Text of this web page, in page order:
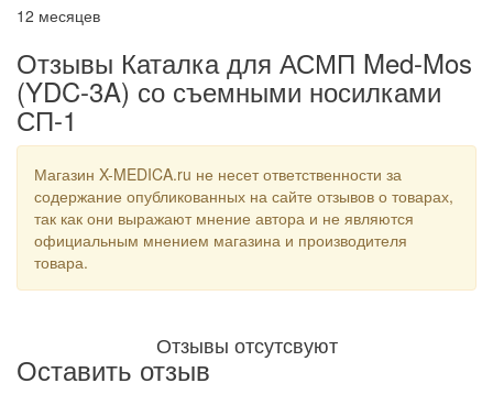
12 месяцев
Отзывы Каталка для АСМП Med-Mos
(YDC-3A) со съемными носилками
СП-1
Магазин X-MEDICA.ru не несет ответственности за
содержание опубликованных на сайте отзывов о товарах,
так как они выражают мнение автора и не являются
официальным мнением магазина и производителя
товара.
Отзывы отсутсвуют
Оставить отзыв